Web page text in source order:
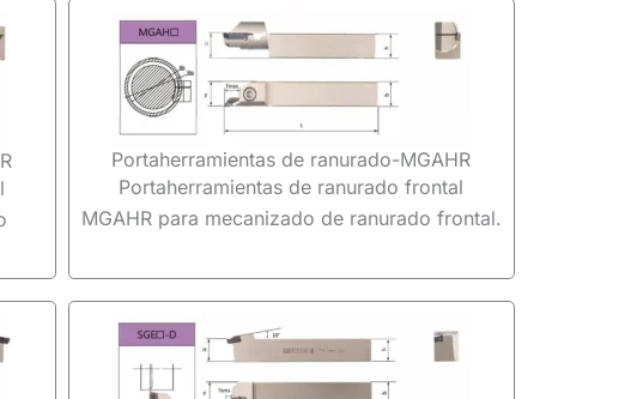
Portaherramientas de ranurado-MGAHR
Portaherramientas de ranurado frontal
MGAHR para mecanizado de ranurado frontal.